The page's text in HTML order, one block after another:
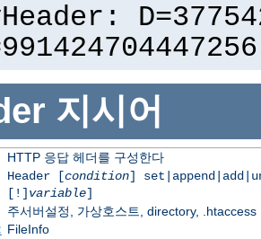
지시어
HTTP 응답 헤더를 구성한다
Header [condition]
[!] variable]
주서버설정, 가상호스트, directory, .htaccess
FileInfo